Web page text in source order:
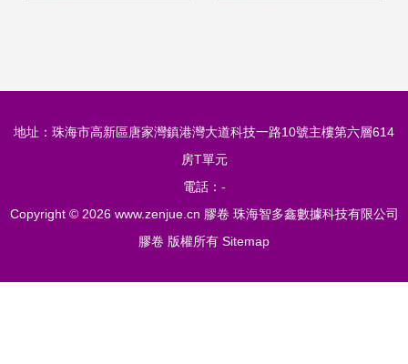
地址：珠海市高新區唐家灣鎮港灣大道科技一路10號主樓第六層614
房T單元
電話：-
Copyright © 2026 www.zenjue.cn 膠卷 珠海智多鑫數據科技有限公司
膠卷 版權所有 Sitemap